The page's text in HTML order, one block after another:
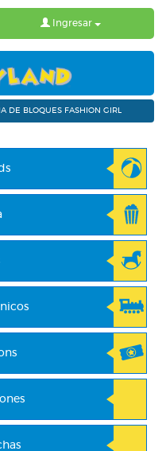
Ingresar
DE BLOQUES FASHION GIRL